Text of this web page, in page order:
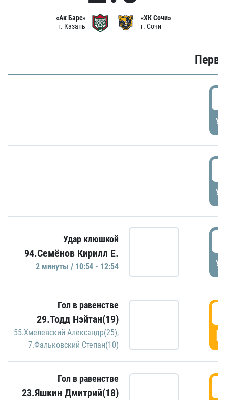
«Ак Барс»
г. Казань
«ХК Сочи»
г. Сочи
Удар клюшкой
94.Семёнов Кирилл Е.
2 минуты / 10:54 - 12:54
Гол в равенстве
29.Тодд Нэйтан(19)
55.Хмелевский Александр(25),
7.Фальковский Степан(10)
Гол в равенстве
23.Яшкин Дмитрий(18)